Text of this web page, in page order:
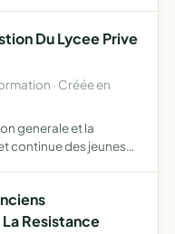
Du Lycee Prive
· Créée en
generale et la
continue des jeunes
Resistance